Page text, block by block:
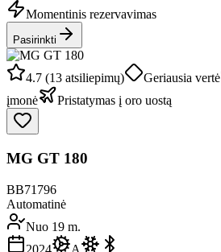
Momentinis rezervavimas
Pasirinkti
4.7 (13 atsiliepimų) Geriausia vertė
įmonė
Pristatymas į oro uostą
MG GT 180
BB71796
Automatinė
Nuo 19 m.
2024
A